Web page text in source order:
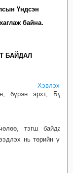
Үндсэн
байна.
БАЙДАЛ
Хэвлэх
бүрэн эрхт, Бүгд
тэгш байдал,
нь төрийн үйл